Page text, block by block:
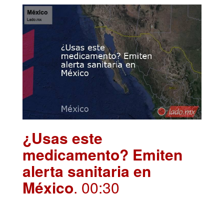
¿Usas este
medicamento? Emiten
alerta sanitaria en
México. 00:30